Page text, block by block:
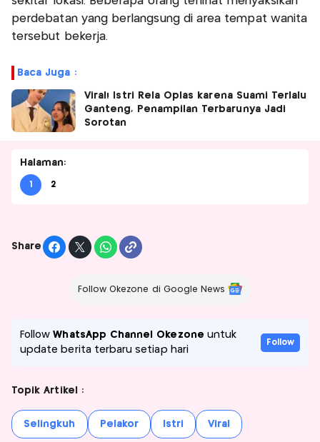
perdebatan yang berlangsung di area tempat wanita
tersebut bekerja.
Baca Juga :
Viral! Istri Rela Oplas karena Suami Terlalu
Ganteng, Penampilan Terbarunya Jadi
Sorotan
Halaman:
1 2
Share
Follow Okezone di Google News
FollowWhatsApp Channel Okezone untuk
update berita terbaru setiap hari
Follow
Topik Artikel :
Selingkuh Pelakor Istri Viral